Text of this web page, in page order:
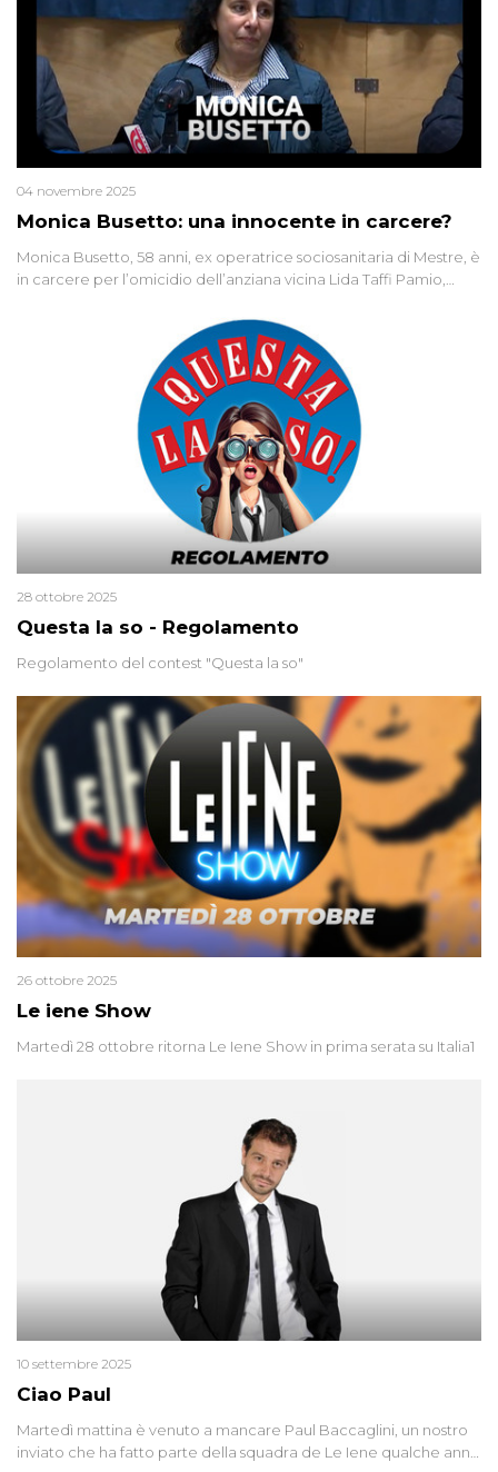
Monica Busetto: una innocente in carcere?
04 novembre 2025
Monica Busetto, 58 anni, ex operatrice sociosanitaria di Mestre, è
in carcere per l’omicidio dell’anziana vicina Lida Taffi Pamio,
minuscola su una collanina, Monica si proclama innocente. Nel
2015 un’altra donna confessa lo stesso delitto, poi ritratta. Due
colpevoli per un solo omicidio: errore giudiziario o giustizia
Questa la so - Regolamento
28 ottobre 2025
Regolamento del contest "Questa la so"
Le iene Show
26 ottobre 2025
Martedì 28 ottobre ritorna Le Iene Show in prima serata su Italia1
Ciao Paul
10 settembre 2025
Martedì mattina è venuto a mancare Paul Baccaglini, un nostro
inviato che ha fatto parte della squadra de Le Iene qualche anno